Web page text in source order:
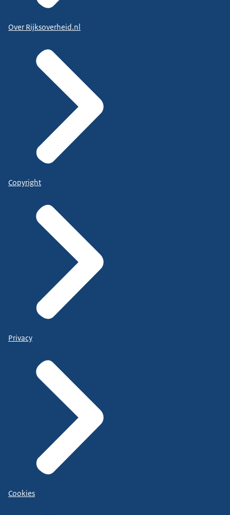
Over Rijksoverheid.nl
Copyright
Privacy
Cookies